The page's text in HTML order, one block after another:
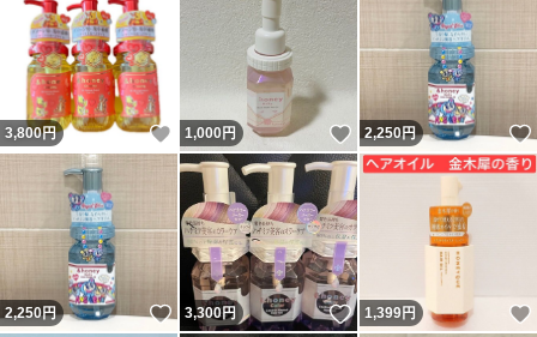
3,800円 いいね！
1,000円 いいね！
2,250円
2,250円 いいね！
3,300円 いいね！
1,399円